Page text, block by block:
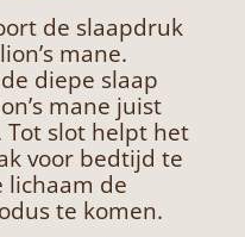
de slaapdruk
mane.
diepe slaap
mane juist
Tot slot helpt het
voor bedtijd te
lichaam de
te komen.